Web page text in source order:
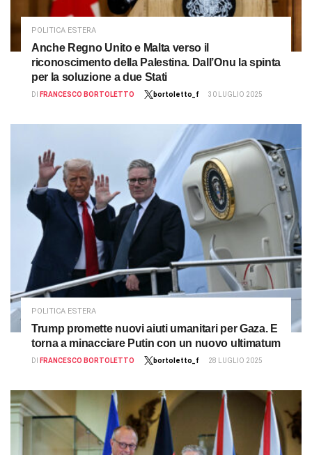
POLITICA ESTERA
Anche Regno Unito e Malta verso il
riconoscimento della Palestina. Dall’Onu la spinta
per la soluzione a due Stati
DI FRANCESCO BORTOLETTO bortoletto_f 30 LUGLIO 2025
POLITICA ESTERA
Trump promette nuovi aiuti umanitari per Gaza. E
torna a minacciare Putin con un nuovo ultimatum
DI FRANCESCO BORTOLETTO bortoletto_f 28 LUGLIO 2025